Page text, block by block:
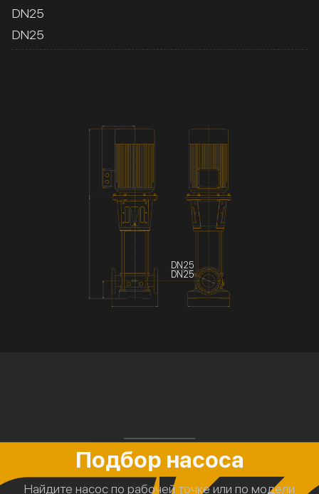
DN25
DN25
DN25
DN25
Подбор насоса
Найдите насос по рабочей точке или по модели